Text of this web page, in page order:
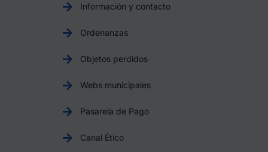
Información y contacto
Ordenanzas
Objetos perdidos
Webs municipales
Pasarela de Pago
Canal Ético